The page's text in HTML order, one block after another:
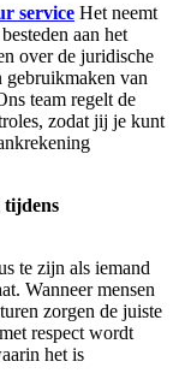
service Het neemt
aan het
over de juridische
gebruikmaken van
team regelt de
zodat jij je kunt
tijdens
te zijn als iemand
Wanneer mensen
zorgen de juiste
respect wordt
het is